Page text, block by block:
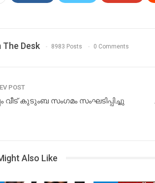
The Desk 8983 Posts 0 Comments
POST
വീട് കുടുംബ സംഗമം സംഘടിപ്പിച്ചു
Also Like